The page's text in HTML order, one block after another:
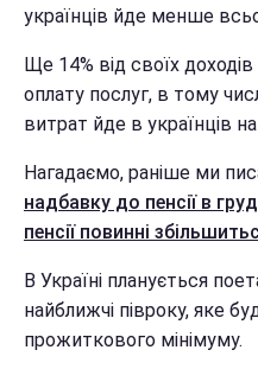
українців йде менше
Ще 14% від своїх
оплату послуг, в тому
витрат йде в українців
Нагадаємо, раніше ми
надбавку до пенсії в
пенсії повинні
В Україні планується
найближчі півроку, яке
прожиткового мінімуму.